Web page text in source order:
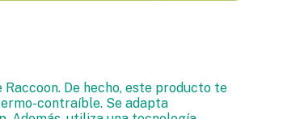
De hecho, este producto te
contraíble. Se adapta